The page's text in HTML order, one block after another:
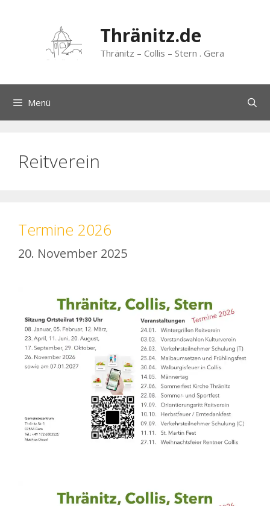
springen
Thränitz.de
Thränitz – Collis – Stern . Gera
Menü
Reitverein
Termine 2026
20. November 2025